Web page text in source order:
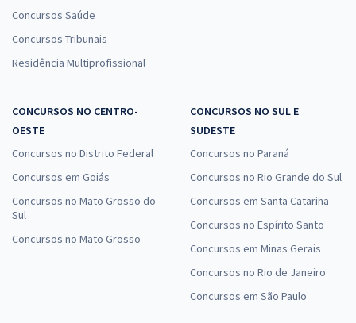
Concursos Saúde
Concursos Tribunais
Residência Multiprofissional
CONCURSOS NO CENTRO-
OESTE
Concursos no Distrito Federal
Concursos em Goiás
Concursos no Mato Grosso do
Sul
Concursos no Mato Grosso
CONCURSOS NO SUL E
SUDESTE
Concursos no Paraná
Concursos no Rio Grande do Sul
Concursos em Santa Catarina
Concursos no Espírito Santo
Concursos em Minas Gerais
Concursos no Rio de Janeiro
Concursos em São Paulo